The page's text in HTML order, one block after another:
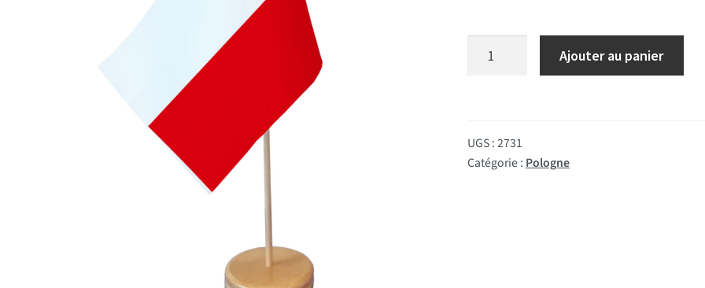
quantité de Drapeau de table Pologne
Ajouter au panier
UGS :2731
Catégorie : Pologne